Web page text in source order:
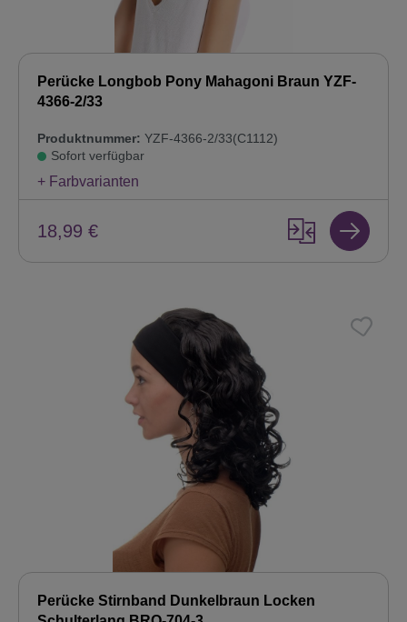
Perücke Longbob Pony Mahagoni Braun YZF-
4366-2/33
Produktnummer: YZF-4366-2/33(C1112)
Sofort verfügbar
+ Farbvarianten
18,99 €
Perücke Stirnband Dunkelbraun Locken